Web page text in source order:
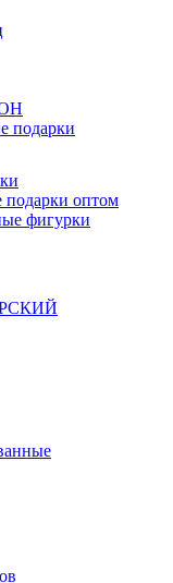
подарки
подарки оптом
фигурки